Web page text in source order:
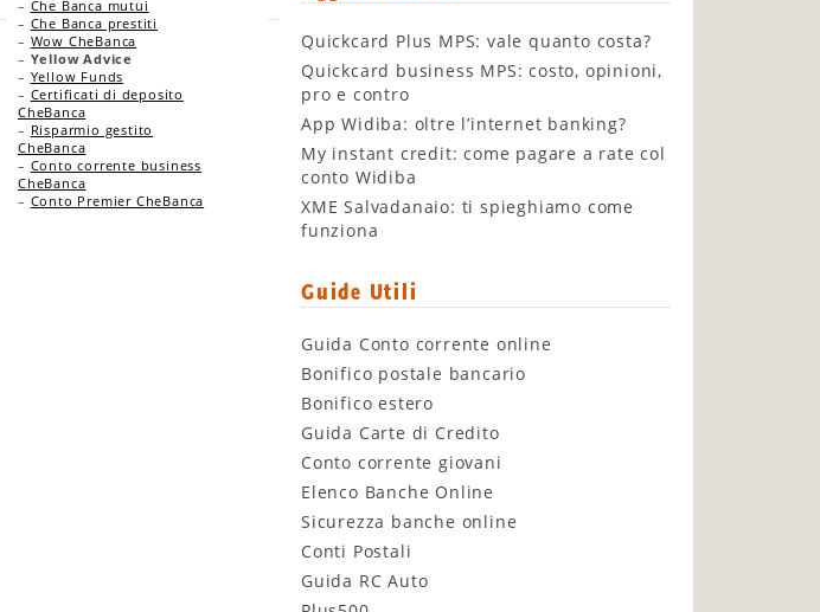
– Che Banca mutui
– Che Banca prestiti
– Wow CheBanca
– Yellow Advice
– Yellow Funds
– Certificati di deposito
CheBanca
– Risparmio gestito
CheBanca
– Conto corrente business
CheBanca
– Conto Premier CheBanca
Quickcard Plus MPS: vale quanto costa?
Quickcard business MPS: costo, opinioni,
pro e contro
App Widiba: oltre l’internet banking?
My instant credit: come pagare a rate col
conto Widiba
XME Salvadanaio: ti spieghiamo come
funziona
Guide Utili
Guida Conto corrente online
Bonifico postale bancario
Bonifico estero
Guida Carte di Credito
Conto corrente giovani
Elenco Banche Online
Sicurezza banche online
Conti Postali
Guida RC Auto